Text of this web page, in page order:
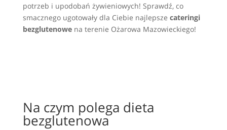
potrzeb i upodobań żywieniowych! Sprawdź, co
smacznego ugotowały dla Ciebie najlepsze cateringi
bezglutenowena terenie Ożarowa Mazowieckiego!
Na czym polega dieta
bezglutenowa